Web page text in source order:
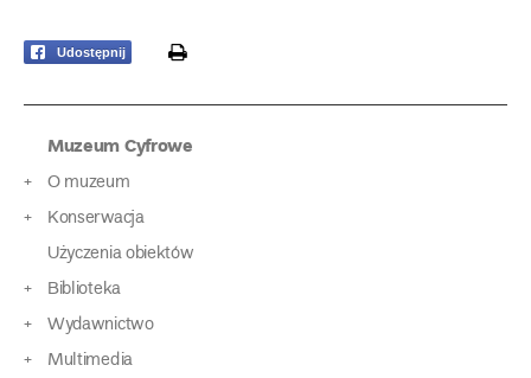
Udostępnij print
Muzeum Cyfrowe
O muzeum
Konserwacja
Użyczenia obiektów
Biblioteka
Wydawnictwo
Multimedia